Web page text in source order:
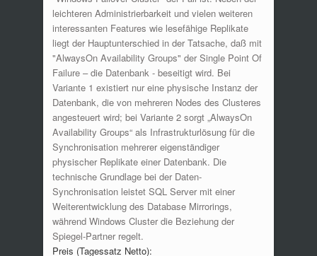
leichteren Administrierbarkeit und vielen weiteren
interessanten Features wie lesefähige Replikate
liegt der Hauptunterschied in der Tatsache, daß mit
"AlwaysOn Availability Groups" der Single Point Of
Failure – die Datenbank - beseitigt wird. Bei
Variante 1 existiert nur eine physische Instanz der
Datenbank, die von mehreren Nodes des Clusteres
angesteuert wird; bei Variante 2 sorgt „AlwaysOn
Availability Groups“ als Infrastrukturlösung für die
Synchronisation mehrerer eigenständiger
physischer Replikate einer Datenbank. Die
technische Grundlage bei der Daten-
Synchronisation leistet SQL Server mit einer
Weiterentwicklung des Database Mirrorings,
während Windows Cluster die Beziehung der
Spiegel-Partner regelt.
Preis (Tagessatz Netto):